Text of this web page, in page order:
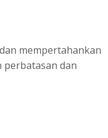
mempertahankan
perbatasan dan